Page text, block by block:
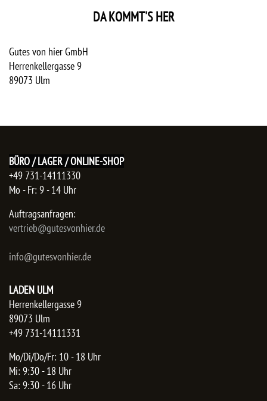
DA KOMMT'S HER
Gutes von hier GmbH
Herrenkellergasse 9
89073 Ulm
BÜRO / LAGER / ONLINE-SHOP
+49 731-14111330
Mo - Fr: 9 - 14 Uhr
Auftragsanfragen:
​vertrieb@gutesvonhier.de
info@gutesvonhier.de
LADEN ULM
Herrenkellergasse 9
89073 Ulm
+49 731-14111331
Mo/Di/Do/Fr: 10 - 18 Uhr
Mi: 9:30 - 18 Uhr
Sa: 9:30 - 16 Uhr